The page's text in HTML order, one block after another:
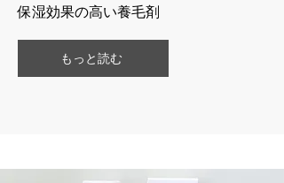
​保湿効果の高い養毛剤
もっと読む